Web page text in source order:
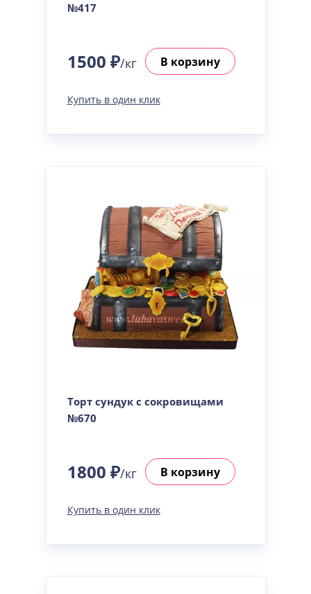
№417
1500 ₽/кг В корзину
Купить в один клик
Торт сундук с сокровищами
№670
1800 ₽/кг В корзину
Купить в один клик